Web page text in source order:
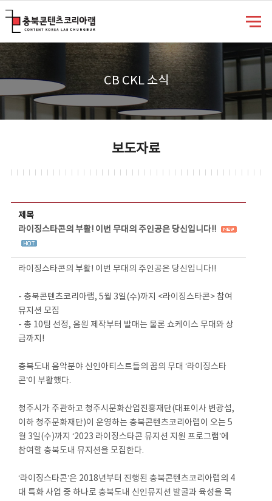
CB CKL 소식
보도자료
제목
라이징스타콘의 부활! 이번 무대의 주인공은 당신입니다!!
라이징스타콘의 부활! 이번 무대의 주인공은 당신입니다!!
- 충북콘텐츠코리아랩, 5월 3일(수)까지 <라이징스타콘> 참여
뮤지션 모집
- 총 10팀 선정, 음원 제작부터 발매는 물론 쇼케이스 무대와 상
금까지!
충북도내 음악분야 신인아티스트들의 꿈의 무대 ‘라이징스타
콘’이 부활했다.
청주시가 주관하고 청주시문화산업진흥재단(대표이사 변광섭,
이하 청주문화재단)이 운영하는 충북콘텐츠코리아랩이 오는 5
월 3일(수)까지 ‘2023 라이징스타콘 뮤지션 지원 프로그램’에
참여할 충북도내 뮤지션을 모집한다.
‘라이징스타콘’은 2018년부터 진행된 충북콘텐츠코리아랩의 4
대 특화 사업 중 하나로 충북도내 신인뮤지션 발굴과 육성을 목